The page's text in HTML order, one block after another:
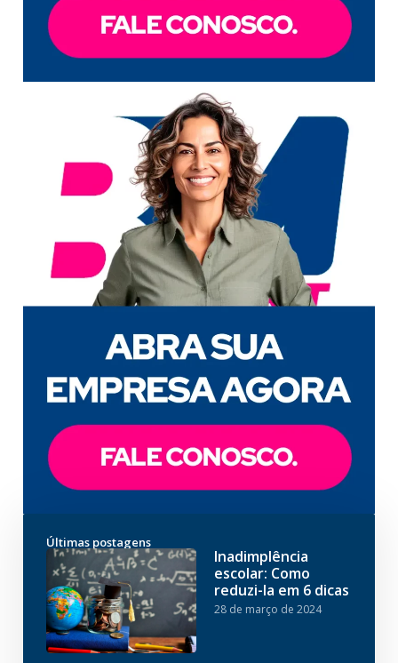
Últimas postagens
Inadimplência
escolar: Como
reduzi-la em 6 dicas
28 de março de 2024